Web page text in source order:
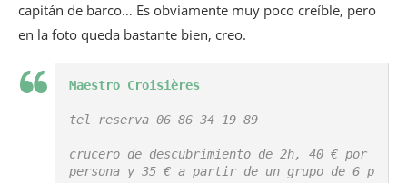
capitán de barco… Es obviamente muy poco creíble, pero
en la foto queda bastante bien, creo.
Maestro Croisières
tel reserva 06 86 34 19 89
crucero de descubrimiento de 2h, 40 € por
persona y 35 € a partir de un grupo de 6 p